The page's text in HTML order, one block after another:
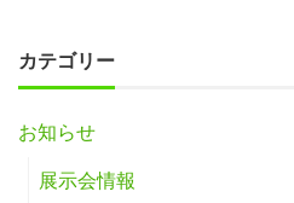
カテゴリー
お知らせ
展示会情報